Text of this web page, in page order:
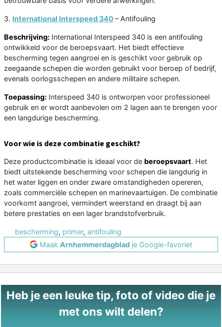
3. International Interspeed 340 – Antifouling
Beschrijving: International Interspeed 340 is een antifouling
ontwikkeld voor de beroepsvaart. Het biedt effectieve
bescherming tegen aangroei en is geschikt voor gebruik op
zeegaande schepen die worden gebruikt voor beroep of bedrijf,
evenals oorlogsschepen en andere militaire schepen.
Toepassing: Interspeed 340 is ontworpen voor professioneel
gebruik en er wordt aanbevolen om 2 lagen aan te brengen voor
een langdurige bescherming.
Voor wie is deze combinatie geschikt?
Deze productcombinatie is ideaal voor de beroepsvaart. Het
biedt uitstekende bescherming voor schepen die langdurig in
het water liggen en onder zware omstandigheden opereren,
zoals commerciële schepen en marinevaartuigen. De combinatie
voorkomt aangroei, vermindert weerstand en draagt bij aan
betere prestaties en een lager brandstofverbruik.
bescherming, primer, antifouling
Maak Arnhemmerdagblad je Google-favoriet
Heb je een leuke tip, foto of video die je
met ons wilt delen?